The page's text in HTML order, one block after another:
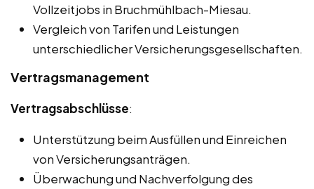
Vollzeitjobs in Bruchmühlbach-Miesau.
Vergleich von Tarifen und Leistungen
unterschiedlicher Versicherungsgesellschaften.
Vertragsmanagement
Vertragsabschlüsse:
Unterstützung beim Ausfüllen und Einreichen
von Versicherungsanträgen.
Überwachung und Nachverfolgung des